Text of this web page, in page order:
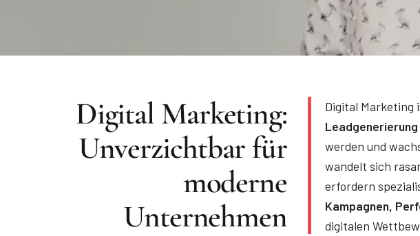
Digital Marketing:
Unverzichtbar für
moderne
Unternehmen
Digital Marketing
werden und
wandelt sich
erfordern
Kampagnen,
digitalen